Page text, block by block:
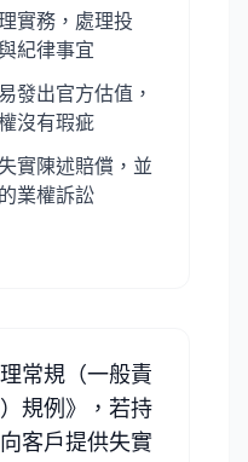
實務，處理投
紀律事宜
發出官方估值，
沒有瑕疵
實陳述賠償，並
業權訴訟
常規（一般責
規例》，若持
客戶提供失實